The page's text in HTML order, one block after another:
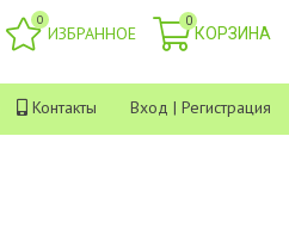
0
ИЗБРАННОЕ
0
КОРЗИНА
Контакты Вход | Регистрация